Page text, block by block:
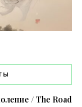
/ The Road